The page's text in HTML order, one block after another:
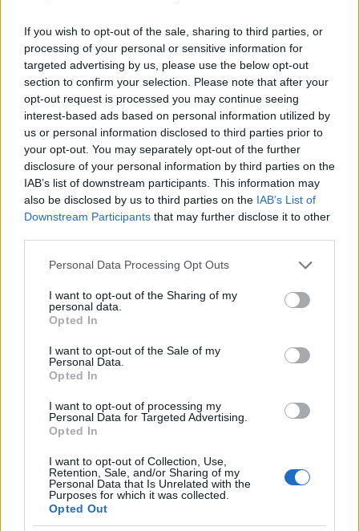
If you wish to opt-out of the sale, sharing to third parties, or
processing of your personal or sensitive information for
targeted advertising by us, please use the below opt-out
section to confirm your selection. Please note that after your
opt-out request is processed you may continue seeing
interest-based ads based on personal information utilized by
us or personal information disclosed to third parties prior to
your opt-out. You may separately opt-out of the further
disclosure of your personal information by third parties on the
IAB’s list of downstream participants. This information may
also be disclosed by us to third parties on the IAB’s List of
Downstream Participants that may further disclose it to other
Please note that this website/app uses one or more Google
not limited to your visit or usage behaviour. You may click to
grant or deny consent to Google and its third-party tags to
use your data for below specified purposes in below Google
consent section.
Personal Data Processing Opt Outs
I want to opt-out of the Sharing of my
personal data.
Opted In
I want to opt-out of the Sale of my
Personal Data.
Opted In
I want to opt-out of processing my
Personal Data for Targeted Advertising.
Opted In
I want to opt-out of Collection, Use,
Retention, Sale, and/or Sharing of my
Personal Data that Is Unrelated with the
Purposes for which it was collected.
Opted Out
oktatók, az adminisztráció és az érdekháló külső
tagjai szerepének újradefiniálását jelentik. Lényegét
tekintve a szenátus hatalma csökken. Döntései
azokra a területekre korlátozódnak, amelyek
közelebb állnak alapvető kompetenciájához és
felelősségéhez: az oktatáshoz és a kutatáshoz. A
szenátus veszít jelentőségéből, mivel
bebizonyosodott, hogy mint döntéshozó testület
túlságosan nagy, túlságosan rugalmatlan, ezért
alkalmatlan innovatív döntésekre.”
júniusában tartott konferencián rámutatott: „Az EU-
… Magyarország a professzionális intézményvezetés
terén igen nagy elmaradást mutat. Az elmúlt
intézmények szaporodó adminisztratív és pénzügyi
feladatai megkövetelnék a prezidenciális rendszerre
professzionális irányító csapat kialakítását.”
Arról van tehát szó, hogy a fejlett világ nagyüzemmé
váló felsőoktatási intézményeiben kialakul a vezetés
új munka- és felelősségelosztása, amelynek lényege,